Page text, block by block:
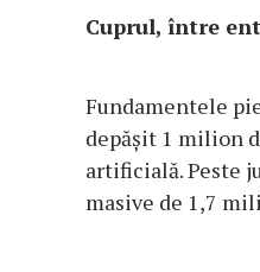
Cuprul, între
Fundamentele
depășit 1 milion
artificială. Peste
masive de 1,7